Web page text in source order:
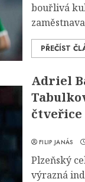
bouřlivá
PŘEČÍST
Adriel
FILIP JANÁS
Plzeňský
výrazná